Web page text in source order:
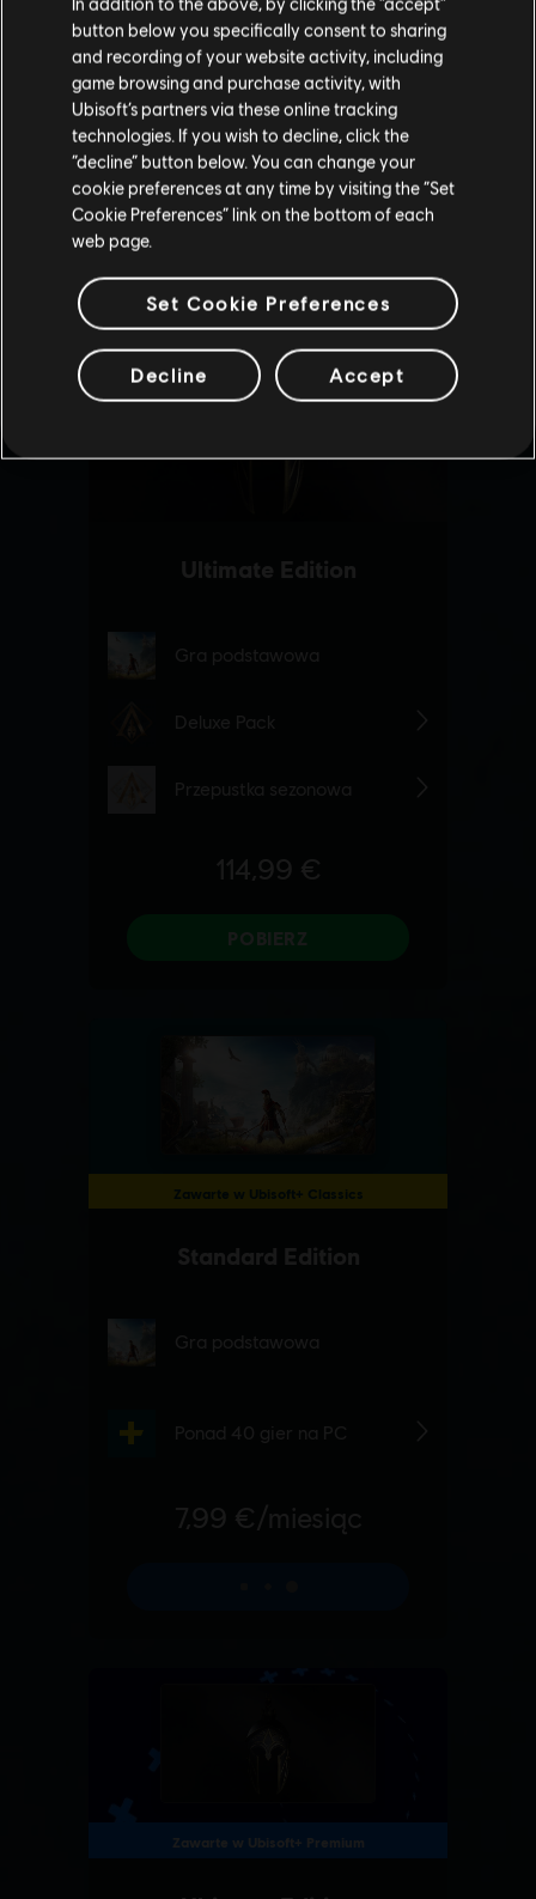
Zjednoczone.
Odwiedź nasz lokalny Sklep by dokonać zakupu.
Zostań w obecnym Sklepie
Przejdź do lokalnego Sklepu
button below you specifically consent to sharing
and recording of your website activity, including
game browsing and purchase activity, with
Ubisoft’s partners via these online tracking
technologies. If you wish to decline, click the
“decline” button below. You can change your
cookie preferences at any time by visiting the “Set
Cookie Preferences” link on the bottom of each
web page.
Set Cookie Preferences
Decline Accept